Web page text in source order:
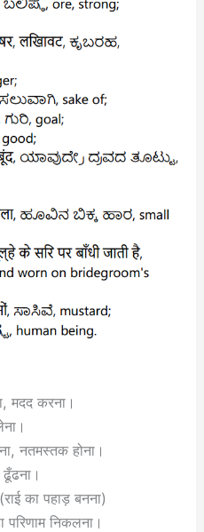
मदद करना।
नतमस्तक होना।
ढूँढना।
का पहाड़ बनना)
परिणाम निकलना।